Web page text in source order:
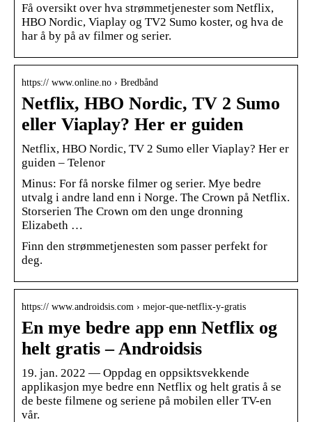
Få oversikt over hva strømmetjenester som Netflix,
HBO Nordic, Viaplay og TV2 Sumo koster, og hva de
har å by på av filmer og serier.
https:// www.online.no › Bredbånd
Netflix, HBO Nordic, TV 2 Sumo
eller Viaplay? Her er guiden
Netflix, HBO Nordic, TV 2 Sumo eller Viaplay? Her er
guiden – Telenor
Minus: For få norske filmer og serier. Mye bedre
utvalg i andre land enn i Norge. The Crown på Netflix.
Storserien The Crown om den unge dronning
Elizabeth …
Finn den strømmetjenesten som passer perfekt for
deg.
https:// www.androidsis.com › mejor-que-netflix-y-gratis
En mye bedre app enn Netflix og
helt gratis – Androidsis
19. jan. 2022 — Oppdag en oppsiktsvekkende
applikasjon mye bedre enn Netflix og helt gratis å se
de beste filmene og seriene på mobilen eller TV-en
vår.